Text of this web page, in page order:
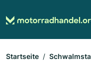
Startseite